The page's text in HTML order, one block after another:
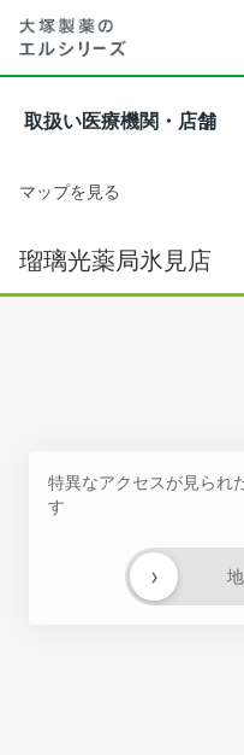
取扱い医療機関・店舗
マップを見る
瑠璃光薬局氷見店
特異なアクセスが見られ
す
›